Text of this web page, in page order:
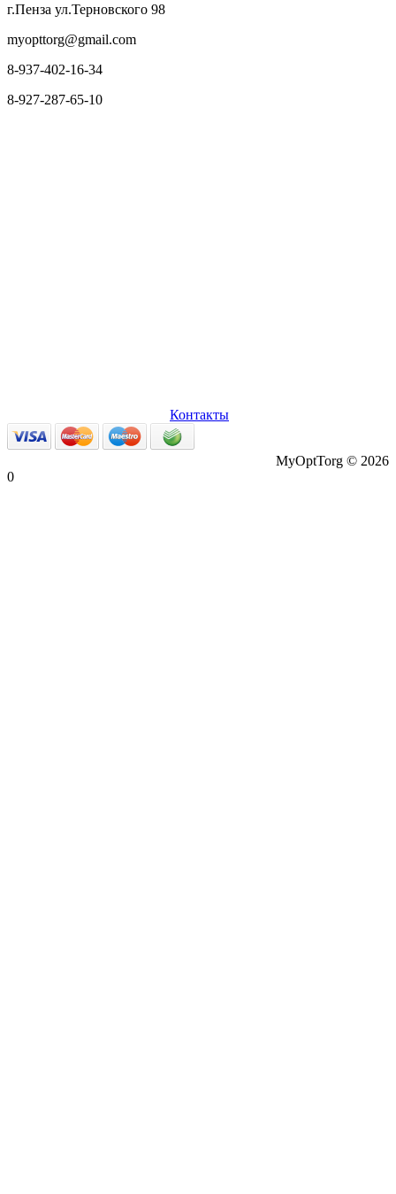
г.Пенза ул.Терновского 98
myopttorg@gmail.com
8-937-402-16-34
8-927-287-65-10
Контакты
MyOptTorg © 2026
0